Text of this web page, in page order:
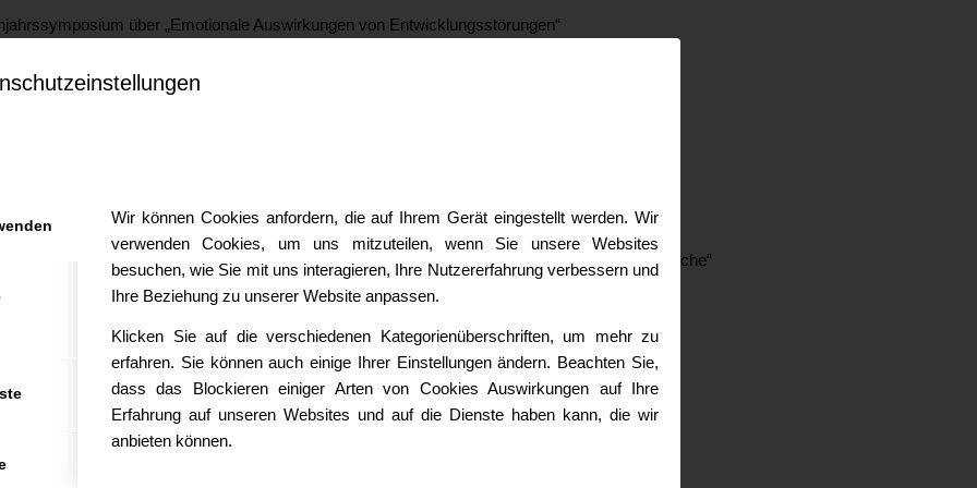
Wir können Cookies anfordern, die auf Ihrem Gerät eingestellt werden. Wir
verwenden Cookies, um uns mitzuteilen, wenn Sie unsere Websites
besuchen, wie Sie mit uns interagieren, Ihre Nutzererfahrung verbessern und
Ihre Beziehung zu unserer Website anpassen.
Klicken Sie auf die verschiedenen Kategorienüberschriften, um mehr zu
erfahren. Sie können auch einige Ihrer Einstellungen ändern. Beachten Sie,
dass das Blockieren einiger Arten von Cookies Auswirkungen auf Ihre
Erfahrung auf unseren Websites und auf die Dienste haben kann, die wir
anbieten können.
über „Emotionale Auswirkungen von Entwicklungsstörungen“
über Entwicklungsstörungen
ihren Eltern
bei Schulkindern
über „Mehrsprachigheit: Chancen für die Entwicklung der Laut und Schriftsprache“
über „Therapie von Entwicklungsstörungen, Was hilft wirklich?“
und Migrantenkindern
das Leben noch lange nicht auf
bis ins Vorschulalter / integrativ –entwicklungsaproximaler Ansatz